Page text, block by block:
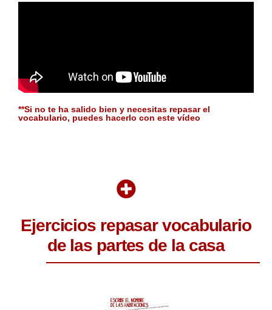
**Si no te ha salido bien y necesitas repasar el
vocabulario, puedes hacerlo con este vídeo
Ejercicios repasar vocabulario
de las partes de la casa